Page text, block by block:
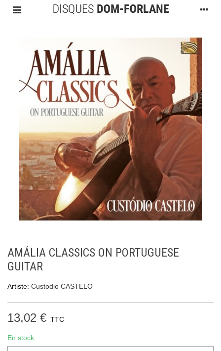
AMÁLIA CLASSICS ON PORTUGUESE
GUITAR
Artiste: Custodio CASTELO
13,02 € TTC
En stock